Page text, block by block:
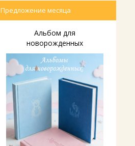
Предложение месяца
Альбом для
новорожденных